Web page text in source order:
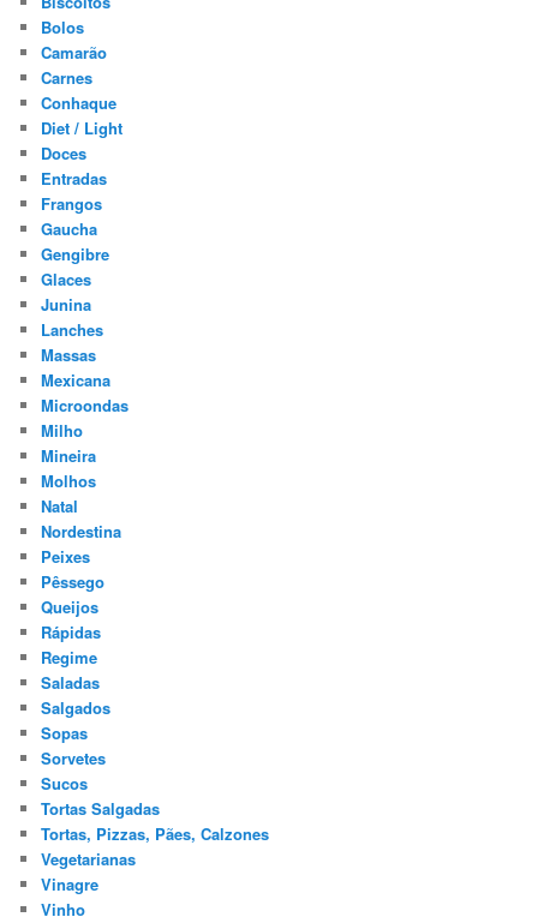
Bolos
Camarão
Carnes
Conhaque
Diet / Light
Doces
Entradas
Frangos
Gaucha
Gengibre
Glaces
Junina
Lanches
Massas
Mexicana
Microondas
Milho
Mineira
Molhos
Natal
Nordestina
Peixes
Pêssego
Queijos
Rápidas
Regime
Saladas
Salgados
Sopas
Sorvetes
Sucos
Tortas Salgadas
Tortas, Pizzas, Pães, Calzones
Vegetarianas
Vinagre
Vinho